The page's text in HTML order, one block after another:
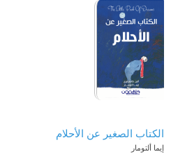
الكتاب الصغير عن الأحلام
إيما ألتومار